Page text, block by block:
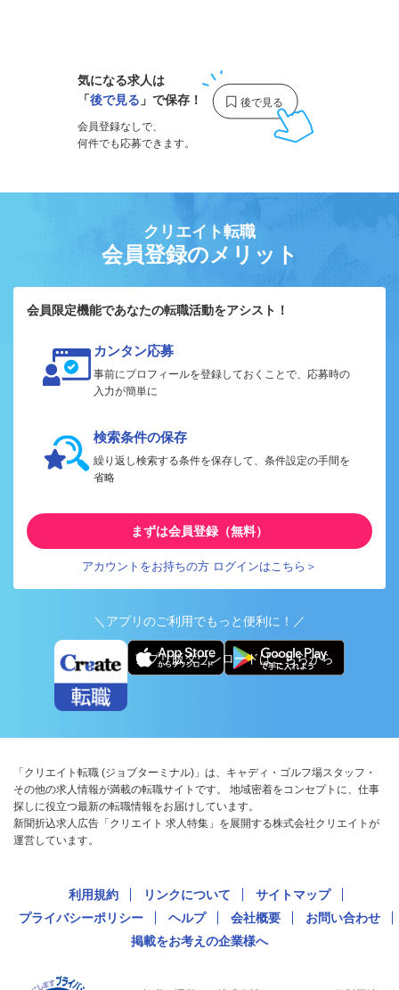
気になる求人は
「後で見る 」で保存！
会員登録なしで、
何件でも応募できます。
クリエイト転職
会員登録のメリット
会員限定機能であなたの転職活動をアシスト！
カンタン応募
事前にプロフィールを登録しておくことで、応募時の
入力が簡単に
検索条件の保存
繰り返し検索する条件を保存して、条件設定の手間を
省略
まずは会員登録（無料）
アカウントをお持ちの方 ログインはこちら＞
＼アプリのご利用でもっと便利に！／
アプリ版ダウンロードはこちらから
「クリエイト転職 (ジョブターミナル)」は、キャディ・ゴルフ場スタッフ・
その他の求人情報が満載の転職サイトです。 地域密着をコンセプトに、仕事
探しに役立つ最新の転職情報をお届けしています。
新聞折込求人広告「クリエイト 求人特集」を展開する株式会社クリエイトが
運営しています。
利用規約 リンクについて
サイトマップ
プライバシーポリシー
ヘルプ 会社概要
お問い合わせ
掲載をお考えの企業様へ